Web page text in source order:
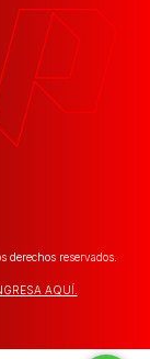
reservados.
AQUÍ.